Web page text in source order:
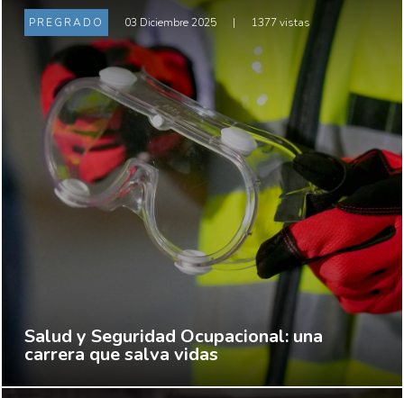
PREGRADO 03 Diciembre 2025 | 1377 vistas
Salud y Seguridad Ocupacional: una
carrera que salva vidas